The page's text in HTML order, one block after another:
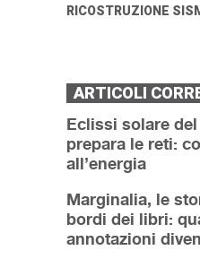
RICOSTRUZIONE
ARTICOLI
Eclissi solare del
prepara le reti:
all’energia
Marginalia, le
bordi dei libri:
annotazioni